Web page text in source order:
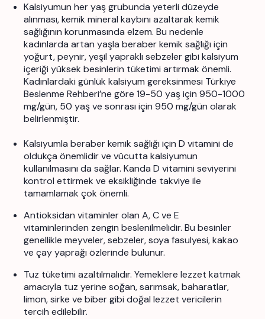
Kalsiyumun her yaş grubunda yeterli düzeyde
alınması, kemik mineral kaybını azaltarak kemik
sağlığının korunmasında elzem. Bu nedenle
kadınlarda artan yaşla beraber kemik sağlığı için
yoğurt, peynir, yeşil yapraklı sebzeler gibi kalsiyum
içeriği yüksek besinlerin tüketimi artırmak önemli.
Kadınlardaki günlük kalsiyum gereksinmesi Türkiye
Beslenme Rehberi’ne göre 19-50 yaş için 950-1000
mg/gün, 50 yaş ve sonrası için 950 mg/gün olarak
belirlenmiştir.
Kalsiyumla beraber kemik sağlığı için D vitamini de
oldukça önemlidir ve vücutta kalsiyumun
kullanılmasını da sağlar. Kanda D vitamini seviyerini
kontrol ettirmek ve eksikliğinde takviye ile
tamamlamak çok önemli.
Antioksidan vitaminler olan A, C ve E
vitaminlerinden zengin beslenilmelidir. Bu besinler
genellikle meyveler, sebzeler, soya fasulyesi, kakao
ve çay yaprağı özlerinde bulunur.
Tuz tüketimi azaltılmalıdır. Yemeklere lezzet katmak
amacıyla tuz yerine soğan, sarımsak, baharatlar,
limon, sirke ve biber gibi doğal lezzet vericilerin
tercih edilebilir.